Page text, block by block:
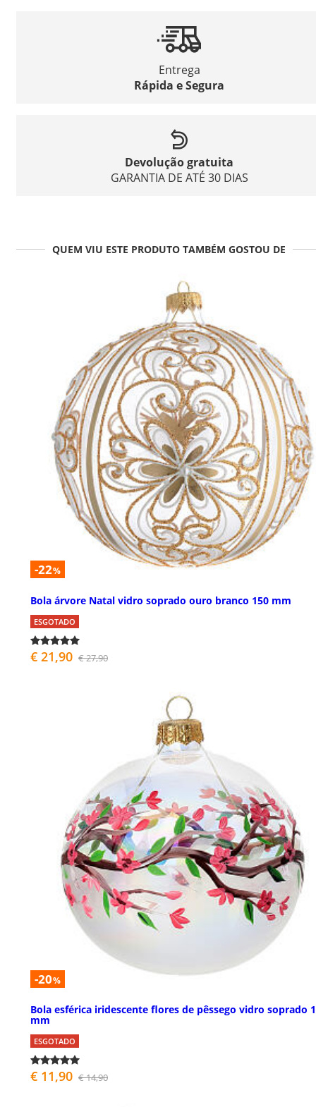
Entrega
Rápida e Segura
Devolução gratuita
GARANTIA DE ATÉ 30 DIAS
QUEM VIU ESTE PRODUTO TAMBÉM GOSTOU DE
-22%
Bola árvore Natal vidro soprado ouro branco 150 mm
ESGOTADO
€ 21,90 € 27,90
-20%
Bola esférica iridescente flores de pêssego vidro soprado
mm
ESGOTADO
€ 11,90 € 14,90